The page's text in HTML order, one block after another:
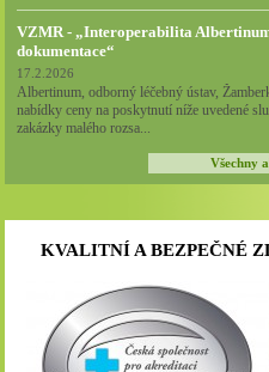
VZMR - „Interoperabilita
dokumentace“
17.2.2026
Albertinum, odborný léčebný ústav,
nabídky ceny na poskytnutí níže uvedené
zakázky malého rozsa...
Všechny
KVALITNÍ A BEZPEČNÉ